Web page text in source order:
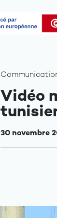
Vidéo
30 novembre